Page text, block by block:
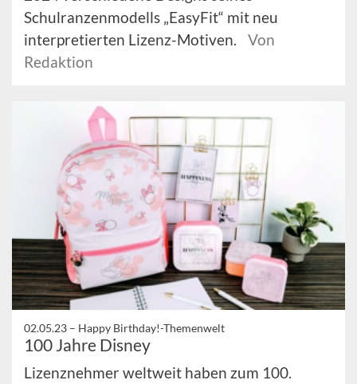
Schulranzenmodells „EasyFit“ mit neu
interpretierten Lizenz-Motiven.
Von
Redaktion
02.05.23 – Happy Birthday!-Themenwelt
100 Jahre Disney
Lizenznehmer weltweit haben zum 100.